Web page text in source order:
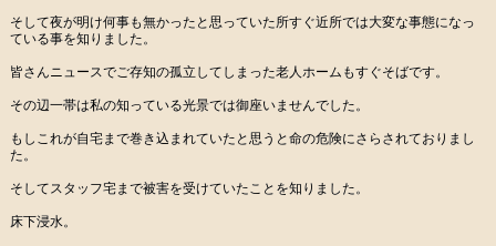
そして夜が明け何事も無かったと思っていた所すぐ近所では大変な事態になっ
ている事を知りました。
皆さんニュースでご存知の孤立してしまった老人ホームもすぐそばです。
その辺一帯は私の知っている光景では御座いませんでした。
もしこれが自宅まで巻き込まれていたと思うと命の危険にさらされておりまし
た。
そしてスタッフ宅まで被害を受けていたことを知りました。
床下浸水。